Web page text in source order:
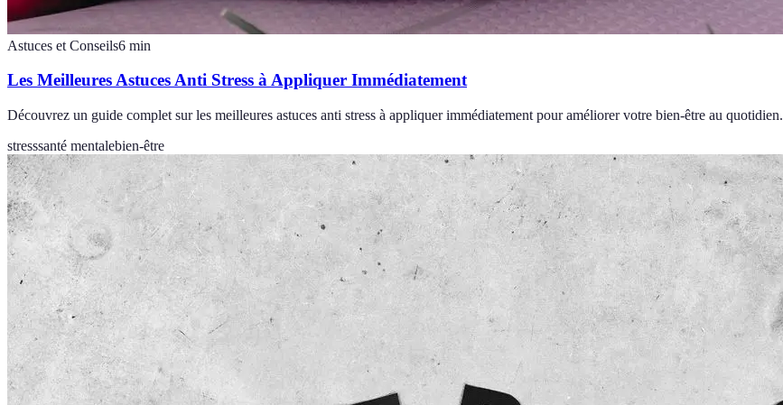
Astuces et Conseils6 min
Les Meilleures Astuces Anti Stress à Appliquer Immédiatement
Découvrez un guide complet sur les meilleures astuces anti stress à appliquer immédiatement pour améliorer votre bien-être au quotidien.
stresssanté mentalebien-être